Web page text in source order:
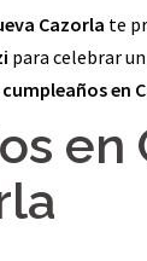
Cazorla te
para celebrar
en
en